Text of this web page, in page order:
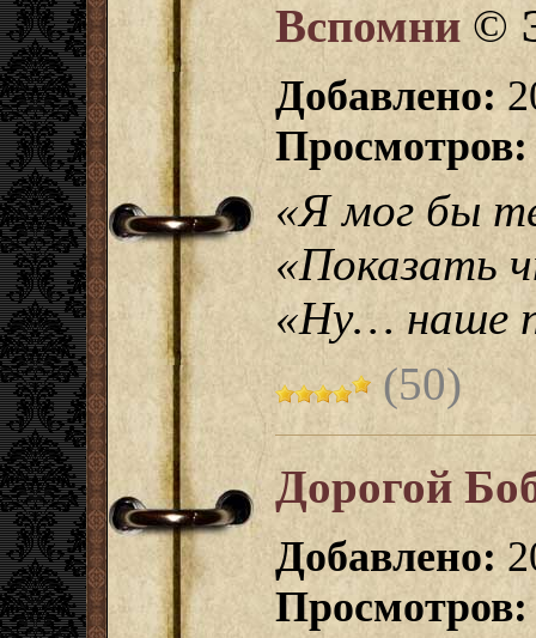
Вспомни ©
Добавлено:
Просмотров:
«Я мог бы
«Показать
«Ну… наше
(50)
Дорогой
Добавлено:
Просмотров: